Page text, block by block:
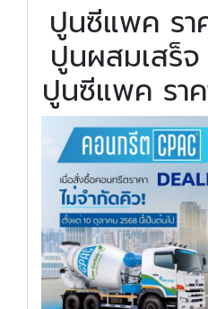
ปูนซีแพค รา
ปูนผสมเสร็
ปูนซีแพค ราค